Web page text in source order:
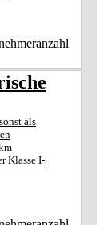
als
Klasse I-